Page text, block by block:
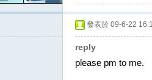
發表於 09-6-22
reply
please pm to me.